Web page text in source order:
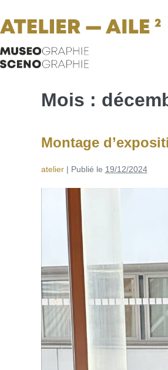
Mois :
Montage
atelier| Publié le 19/12/2024